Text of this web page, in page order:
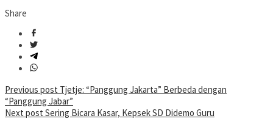
Share
Post
navigation
Previous post Tjetje: “Panggung Jakarta” Berbeda dengan
“Panggung Jabar”
Next post Sering Bicara Kasar, Kepsek SD Didemo Guru